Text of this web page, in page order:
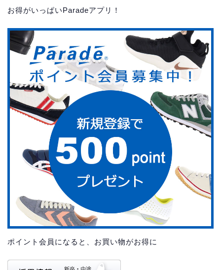
お得がいっぱいParadeアプリ！
ポイント会員になると、お買い物がお得に